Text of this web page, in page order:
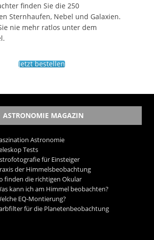
finden Sie die 250
Sternhaufen, Nebel und Galaxien.
nie mehr ratlos unter dem
Jetzt bestellen
ASTRONOMIE MAGAZIN
Astronomie
Tests
für Einsteiger
der Himmelsbeobachtung
finden die richtigen Okular
kann ich am Himmel beobachten?
EQ-Montierung?
für die Planetenbeobachtung